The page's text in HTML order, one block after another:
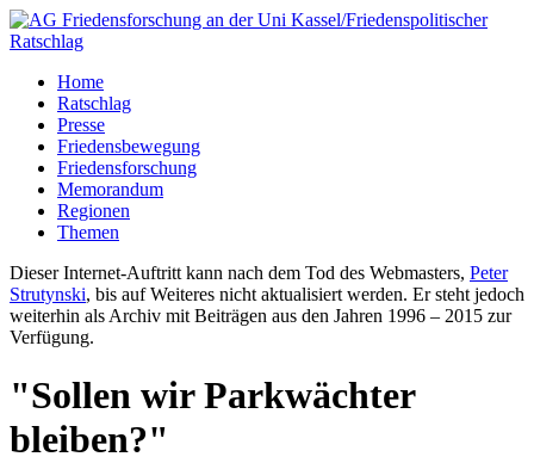
Home
Ratschlag
Presse
Friedensbewegung
Friedensforschung
Memorandum
Regionen
Themen
Dieser Internet-Auftritt kann nach dem Tod des Webmasters, Peter
Strutynski, bis auf Weiteres nicht aktualisiert werden. Er steht jedoch
weiterhin als Archiv mit Beiträgen aus den Jahren 1996 – 2015 zur
Verfügung.
"Sollen wir Parkwächter
bleiben?"